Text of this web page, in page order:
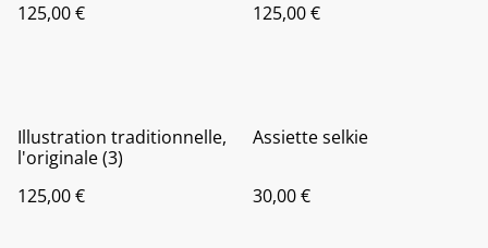
125,00 €
125,00 €
Illustration traditionnelle,
l'originale (3)
125,00 €
Assiette selkie
30,00 €